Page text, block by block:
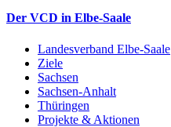
Der VCD in Elbe-Saale
Landesverband Elbe-Saale
Ziele
Sachsen
Sachsen-Anhalt
Thüringen
Projekte & Aktionen